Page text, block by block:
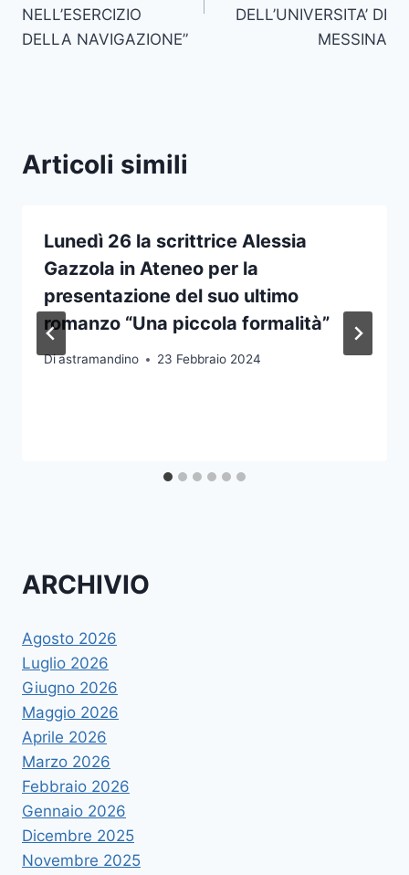
NELL’ESERCIZIO
DELLA NAVIGAZIONE”
DELL’UNIVERSITA’ DI
MESSINA
Articoli simili
Lunedì 26 la scrittrice Alessia
Gazzola in Ateneo per la
presentazione del suo ultimo
romanzo “Una piccola formalità”
Diastramandino 23 Febbraio 2024
ARCHIVIO
Agosto 2026
Luglio 2026
Giugno 2026
Maggio 2026
Aprile 2026
Marzo 2026
Febbraio 2026
Gennaio 2026
Dicembre 2025
Novembre 2025